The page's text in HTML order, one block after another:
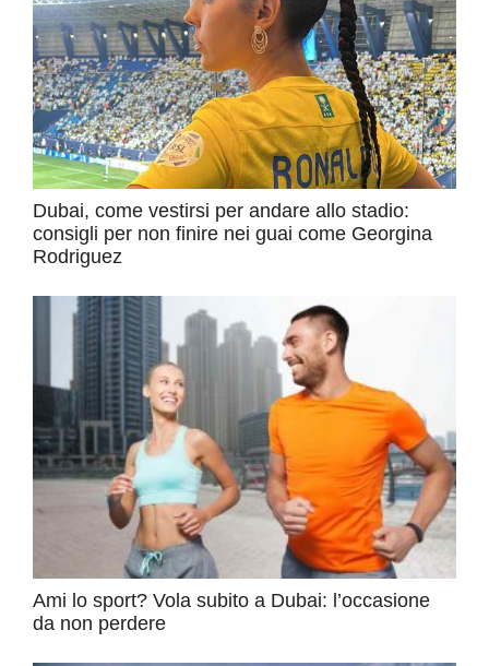
Dubai, come vestirsi per andare allo stadio:
consigli per non finire nei guai come Georgina
Rodriguez
Ami lo sport? Vola subito a Dubai: l’occasione
da non perdere